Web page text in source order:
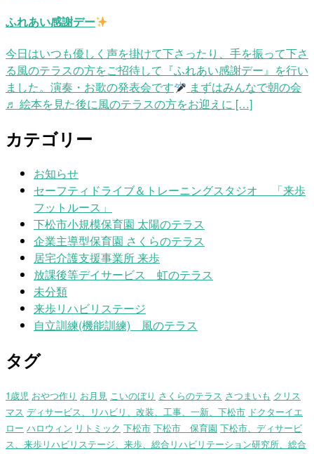
ふれあい感謝デー
今日はいつも優しく声を掛けて下さったり、手を振って下さ
る風のテラスの方をご招待して『ふれあい感謝デー』を行い
ました。演奏・お歌の発表会です
まずはみんなで朝の会
♬ 絵本を見た後に風のテラスの方をお迎えに […]
カテゴリー
お知らせ
セーフティドライブ＆トレーニングスタジオ 「来歩
フットルース」
下松市小規模保育園 太陽のテラス
企業主導型保育園 さくらのテラス
居宅介護支援事業所 来歩
放課後等デイサービス 虹のテラス
未分類
来歩リハビリステージ
自立訓練(機能訓練) 風のテラス
タグ
1歳児 おやつ作り お月見 こいのぼり さくらのテラス さつまいも クリス
マス ディサービス、リハビリ、改装、工事、一新、下松市 ドクターイエ
ロー ハロウィン リトミック 下松市 下松市 保育園 下松市、ディサービ
ス、来歩リハビリステージ、来歩、総合リハビリテーション研究所、総合